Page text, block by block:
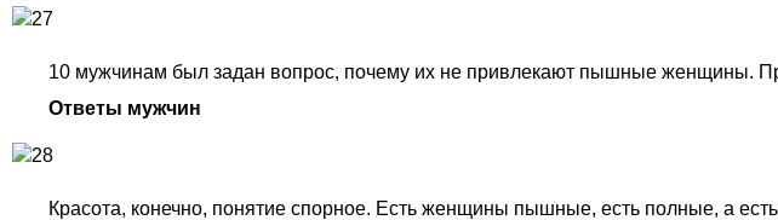
10 мужчинам был задан вопрос, почему их не привлекают пышные женщины.
Ответы мужчин
Красота, конечно, понятие спорное. Есть женщины пышные, есть полные, а